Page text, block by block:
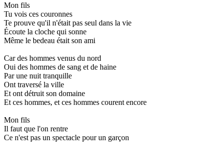
Mon fils
Tu vois ces couronnes
Te prouve qu'il n'était pas seul dans la vie
Écoute la cloche qui sonne
Même le bedeau était son ami
Car des hommes venus du nord
Oui des hommes de sang et de haine
Par une nuit tranquille
Ont traversé la ville
Et ont détruit son domaine
Et ces hommes, et ces hommes courent encore
Mon fils
Il faut que l'on rentre
Ce n'est pas un spectacle pour un garçon